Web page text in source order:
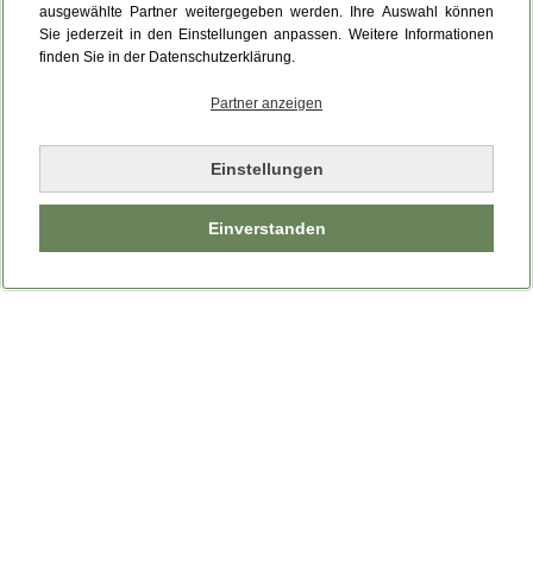
ausgewählte Partner weitergegeben werden. Ihre Auswahl können
Sie jederzeit in den Einstellungen anpassen. Weitere Informationen
finden Sie in der Datenschutzerklärung.
Partner anzeigen
Einstellungen
Einverstanden
Leider ist ein technischer Fehler aufgetreten.
Bitte laden Sie die Seite neu.